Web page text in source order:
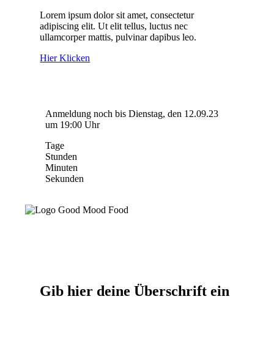
Lorem ipsum dolor sit amet, consectetur
adipiscing elit. Ut elit tellus, luctus nec
ullamcorper mattis, pulvinar dapibus leo.
Hier Klicken
Anmeldung noch bis Dienstag, den 12.09.23
um 19:00 Uhr
Tage
Stunden
Minuten
Sekunden
Gib hier deine Überschrift ein